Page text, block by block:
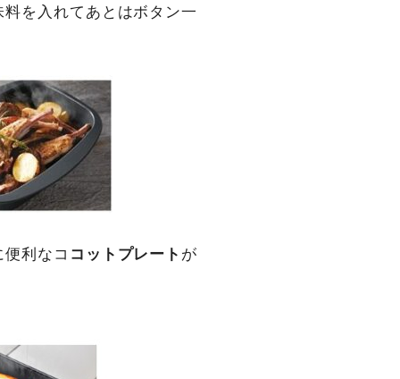
を入れてあとはボタン一
便利なコ コットプレート が